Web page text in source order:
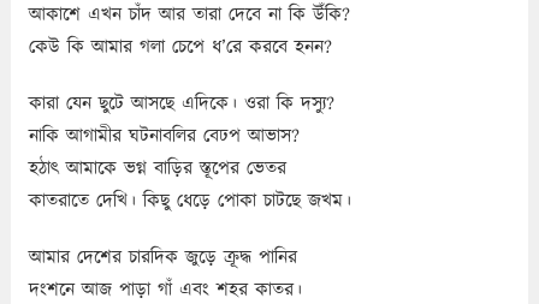
আকাশে এখন চাঁদ আর তারা দেবে না কি উঁকি?
কেউ কি আমার গলা চেপে ধ’রে করবে হনন?
কারা যেন ছুটে আসছে এদিকে। ওরা কি দস্যু?
নাকি আগামীর ঘটনাবলির বেঢপ আভাস?
হঠাৎ আমাকে ভগ্ন বাড়ির স্তূপের ভেতর
কাতরাতে দেখি। কিছু ধেড়ে পোকা চাটছে জখম।
আমার দেশের চারদিক জুড়ে ক্রূদ্ধ পানির
দংশনে আজ পাড়া গাঁ এবং শহর কাতর।